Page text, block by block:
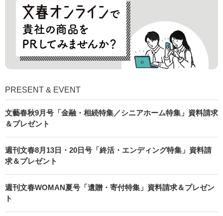
PRESENT & EVENT
文藝春秋9月号「金融・相続特集／シニアホーム特集」資料請求
＆プレゼント
週刊文春8月13日・20日号「終活・エンディング特集」資料請
求＆プレゼント
週刊文春WOMAN夏号「遺贈・寄付特集」資料請求＆プレゼン
ト